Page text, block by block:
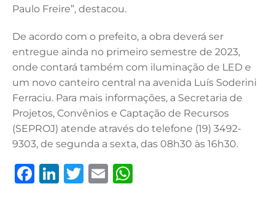
Paulo Freire”, destacou.
De acordo com o prefeito, a obra deverá ser
entregue ainda no primeiro semestre de 2023,
onde contará também com iluminação de LED e
um novo canteiro central na avenida Luís Soderini
Ferraciu. Para mais informações, a Secretaria de
Projetos, Convênios e Captação de Recursos
(SEPROJ) atende através do telefone (19) 3492-
9303, de segunda a sexta, das 08h30 às 16h30.
F
Li T
E